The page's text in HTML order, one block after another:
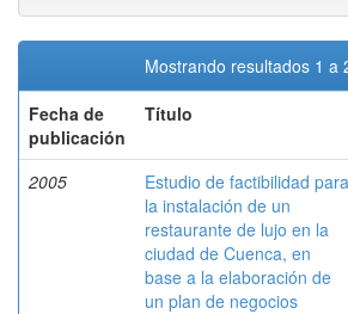
Mostrando resultados 1 a
Fecha de
publicación
Título
2005
Estudio de factibilidad para
la instalación de un
restaurante de lujo en la
ciudad de Cuenca, en
base a la elaboración de
un plan de negocios